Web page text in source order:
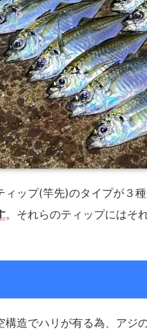
ィップ(竿先)のタイプが３種
。それらのティップにはそ
造でハリが有る為、アジ